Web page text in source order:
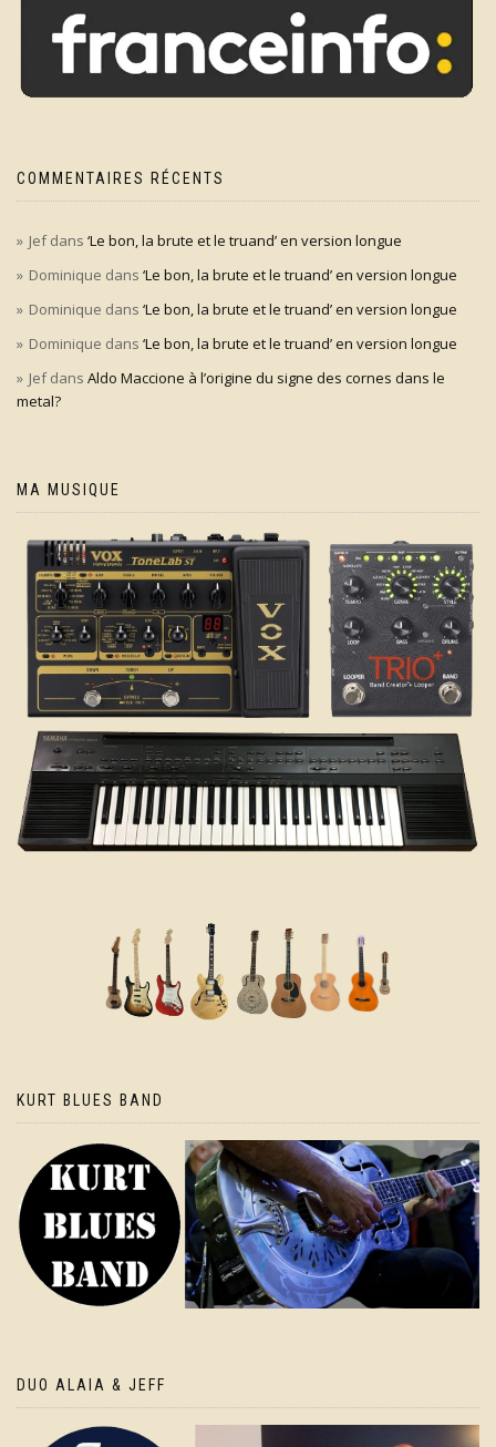
COMMENTAIRES RÉCENTS
Jefdans ‘Le bon, la brute et le truand’ en version longue
Dominique dans ‘Le bon, la brute et le truand’ en version longue
Dominique dans ‘Le bon, la brute et le truand’ en version longue
Dominique dans ‘Le bon, la brute et le truand’ en version longue
Jefdans Aldo Maccione à l’origine du signe des cornes dans le
metal?
MA MUSIQUE
KURT BLUES BAND
DUO ALAIA & JEFF